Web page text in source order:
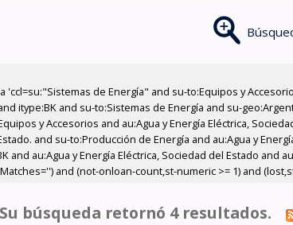
de Energía" and su-to:Equipos y
itype:BK and su-to:Sistemas de Energía and su-
y Accesorios and au:Agua y Energía Eléctrica,
and su-to:Producción de Energía and au:Agua y
and au:Agua y Energía Eléctrica, Sociedad del Estado and
and (not-onloan-count,st-numeric >= 1) and
Su búsqueda retornó 4 resultados.